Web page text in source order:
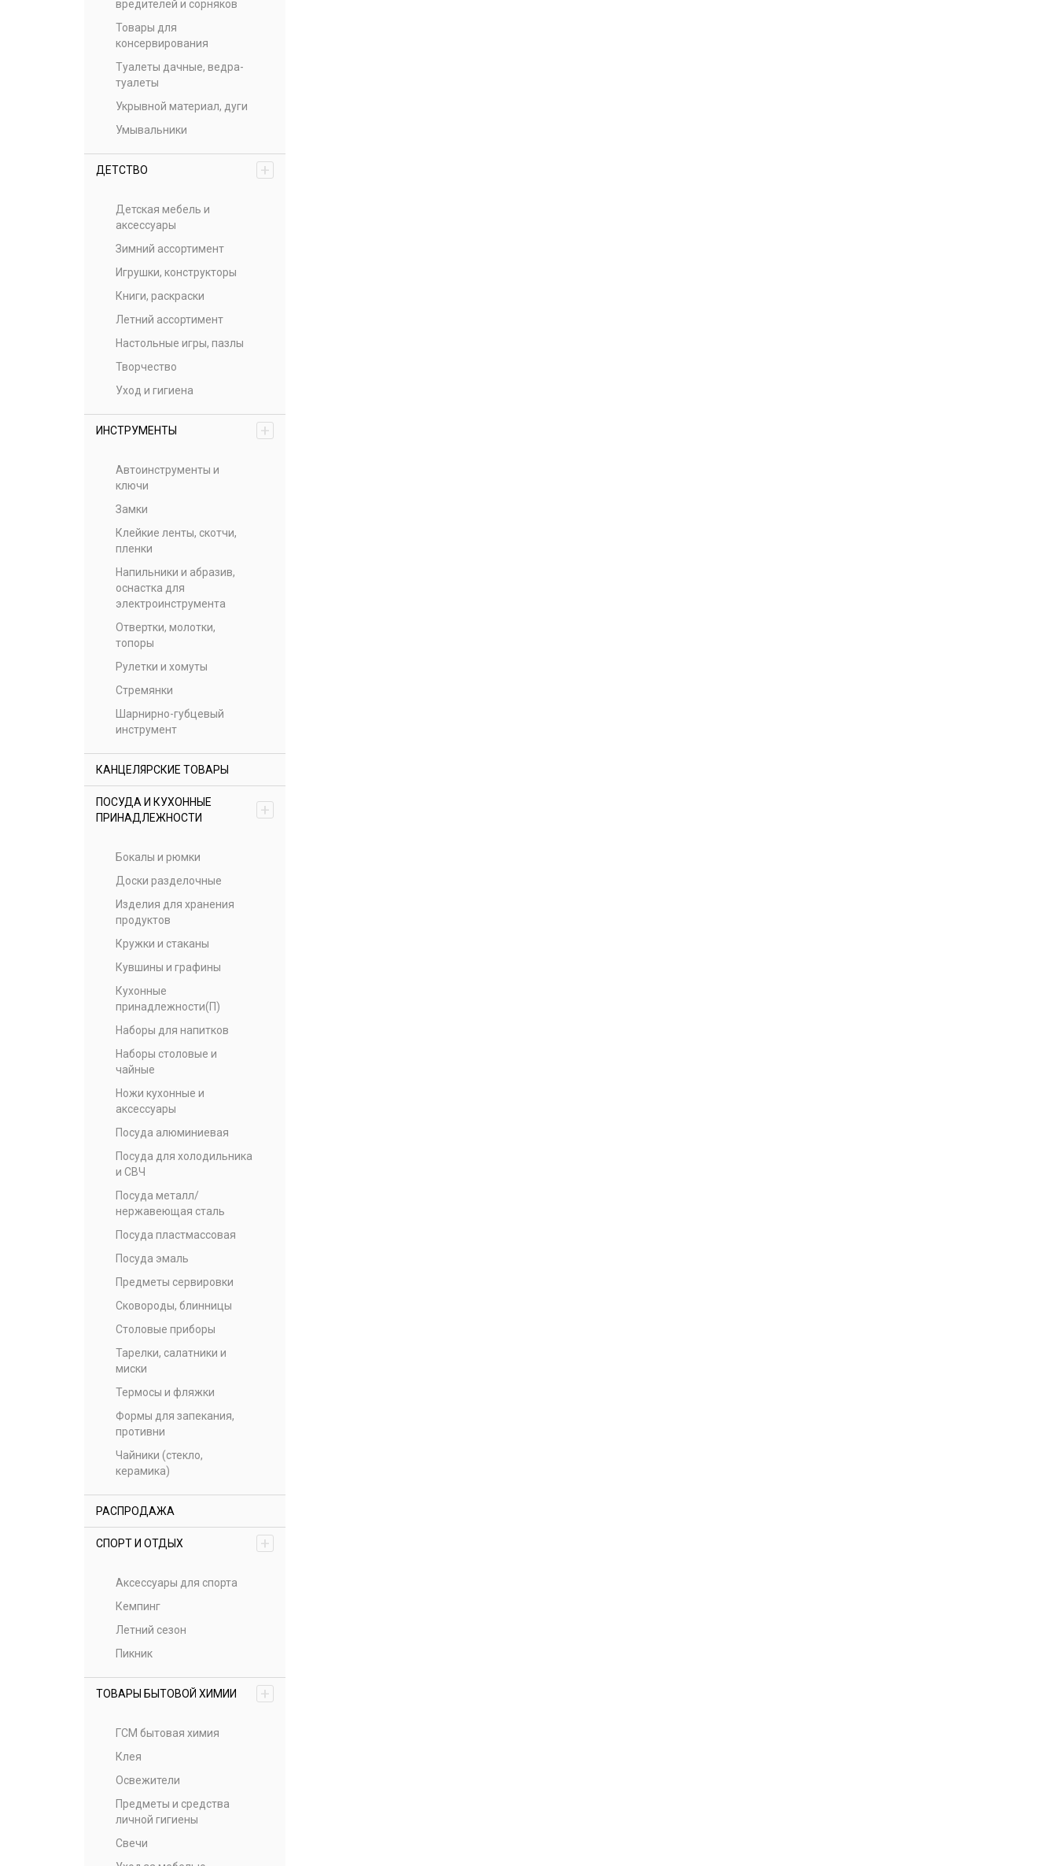
вредителей и сорняков
Товары для
консервирования
Туалеты дачные, ведра-
туалеты
Укрывной материал, дуги
Умывальники
ДЕТСТВО +
Детская мебель и
аксессуары
Зимний ассортимент
Игрушки, конструкторы
Книги, раскраски
Летний ассортимент
Настольные игры, пазлы
Творчество
Уход и гигиена
ИНСТРУМЕНТЫ +
Автоинструменты и
ключи
Замки
Клейкие ленты, скотчи,
пленки
Напильники и абразив,
оснастка для
электроинструмента
Отвертки, молотки,
топоры
Рулетки и хомуты
Стремянки
Шарнирно-губцевый
инструмент
КАНЦЕЛЯРСКИЕ ТОВАРЫ
ПОСУДА И КУХОННЫЕ
ПРИНАДЛЕЖНОСТИ
+
Бокалы и рюмки
Доски разделочные
Изделия для хранения
продуктов
Кружки и стаканы
Кувшины и графины
Кухонные
принадлежности(П)
Наборы для напитков
Наборы столовые и
чайные
Ножи кухонные и
аксессуары
Посуда алюминиевая
Посуда для холодильника
и СВЧ
Посуда металл/
нержавеющая сталь
Посуда пластмассовая
Посуда эмаль
Предметы сервировки
Сковороды, блинницы
Столовые приборы
Тарелки, салатники и
миски
Термосы и фляжки
Формы для запекания,
противни
Чайники (стекло,
керамика)
РАСПРОДАЖА
СПОРТ И ОТДЫХ +
Аксессуары для спорта
Кемпинг
Летний сезон
Пикник
ТОВАРЫ БЫТОВОЙ ХИМИИ +
ГСМ бытовая химия
Клея
Освежители
Предметы и средства
личной гигиены
Свечи